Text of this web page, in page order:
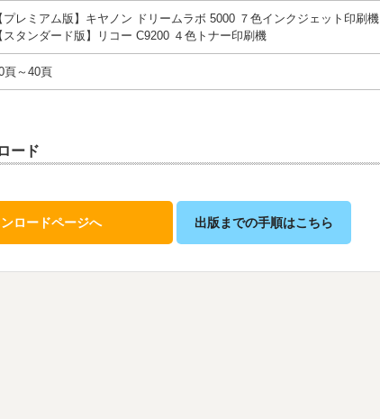
プレミアム版】キヤノン ドリームラボ 5000 ７色インクジェット印刷機
スタンダード版】リコー C9200 ４色トナー印刷機
頁～40頁
ード
ロードページへ 出版までの手順はこちら